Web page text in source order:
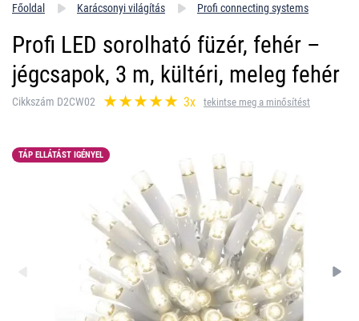
Főoldal Karácsonyi világítás Profi connecting systems
Profi LED sorolható füzér, fehér –
jégcsapok, 3 m, kültéri, meleg fehér
Cikkszám D2CW02 3x tekintse meg a minősítést
TÁP ELLÁTÁST IGÉNYEL